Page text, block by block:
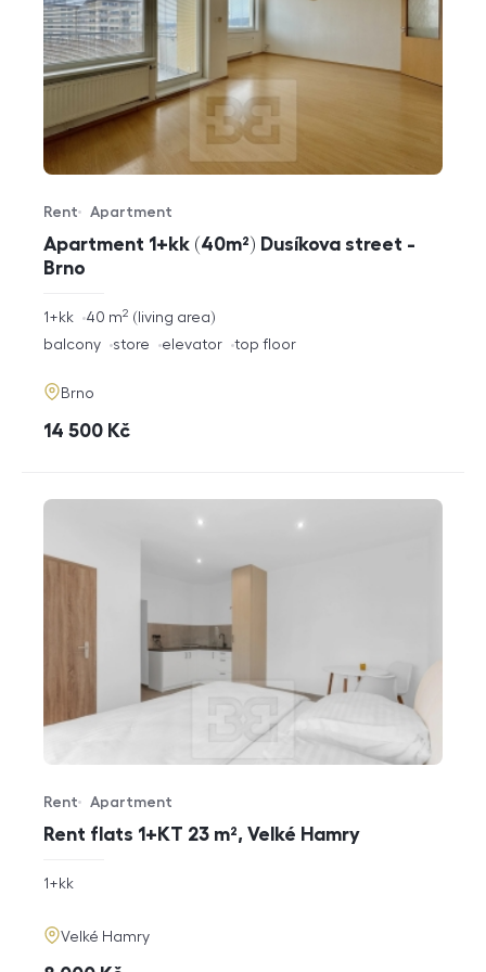
Apartment 1+kk (40m²) Dusíkova street -
Brno
Offer type
Rent
Property type
Apartment
rozměry
1+kk living area
40 m2
funkce
balcony store elevator top floor
adresa
Brno
cena
14 500 Kč
Rent flats 1+KT 23 m², Velké Hamry
Offer type
Rent
Property type
Apartment
rozměry
1+kk
adresa
Velké Hamry